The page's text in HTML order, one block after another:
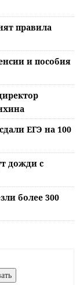
правила
и пособия
ЕГЭ на 100
дожди с
более 300